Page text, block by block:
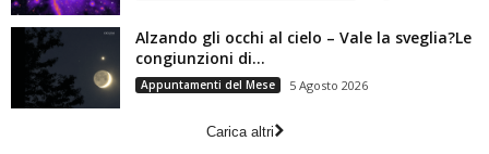
Alzando gli occhi al cielo – Vale la sveglia?Le
congiunzioni di...
Appuntamenti del Mese 5 Agosto 2026
Carica altri